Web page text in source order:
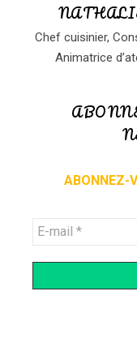
Chef cuisinier,
Animatrice
ABONNEZ-